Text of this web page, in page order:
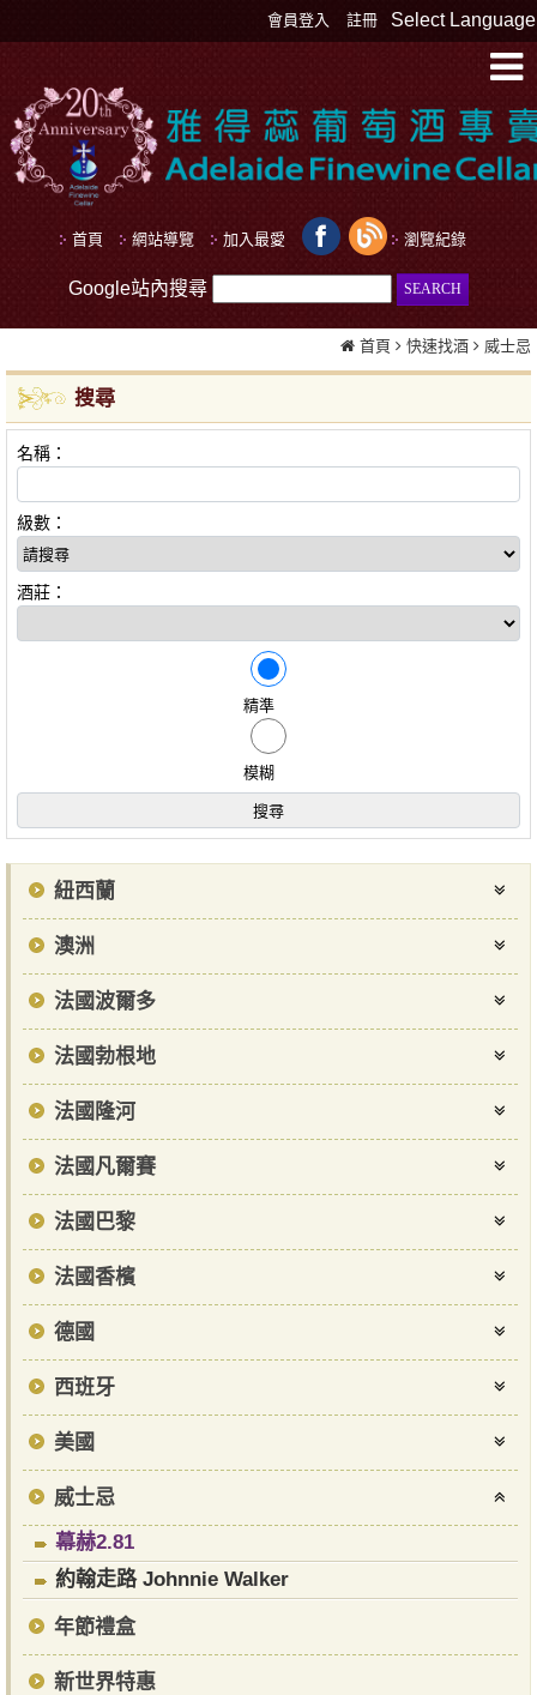
Select Language
會員登入 註冊
首頁 網站導覽 加入最愛 瀏覽紀錄
Google站內搜尋
首頁 快速找酒 威士忌
搜尋
名稱：
級數：
酒莊：
精準
模糊
紐西蘭
澳洲
法國波爾多
法國勃根地
法國隆河
法國凡爾賽
法國巴黎
法國香檳
德國
西班牙
美國
威士忌
幕赫2.81
約翰走路 Johnnie Walker
年節禮盒
新世界特惠